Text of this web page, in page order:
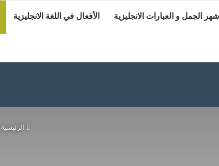
الجمل و العبارات الانجليزية الأفعال في اللغة الانجليزية
الرئيسية